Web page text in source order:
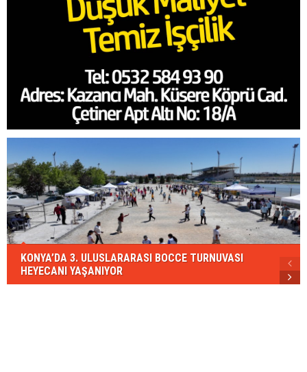
KONYA’DA 3. ULUSLARARASI BOCCE TURNUVASI
HEYECANI YAŞANIYOR